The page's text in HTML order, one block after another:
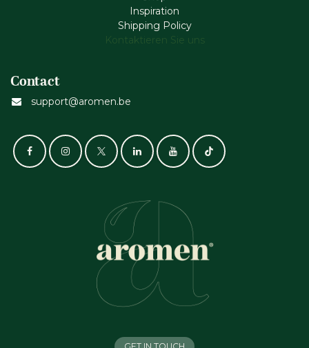
Inspiration
Shipping Policy
Kontaktieren Sie uns
Contact
support@aromen.be